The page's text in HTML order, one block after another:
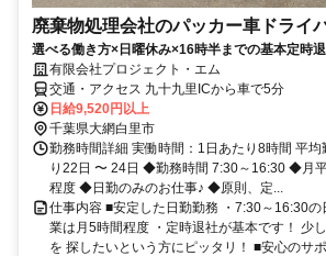
廃棄物処理会社のパッカー車ドライ
選べる働き方×日曜休み×16時半までの基本定時
有限会社プロジェクト・エム
交通・アクセス 九十九里ICから車で5分
日給9,520円以上
千葉県大網白里市
勤務時間詳細 実働時間：1日あたり8時間 平
り22日 〜 24日 ◆勤務時間 7:30～16:30 ◆月
程度 ◆日勤のみのお仕事♪ ◆原則、定...
仕事内容 ■安定した日勤勤務 ・7:30～16:30
業は月5時間程度 ・定時退社が基本です！ 少
を 探したいという方にピッタリ！ ■安心のサポ